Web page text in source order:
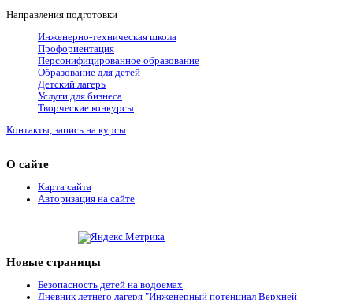
Направления подготовки
Инженерно-техническая школа
Профориентация
Персонифицированное образование
Образование для детей
Детский лагерь
Услуги для бизнеса
Творческие конкурсы
Контакты, запись на курсы
О сайте
Карта сайта
Авторизация на сайте
Новые страницы
Безопасность детей на водоемах
Дневник летнего лагеря "Инженерный потенциал Верхней